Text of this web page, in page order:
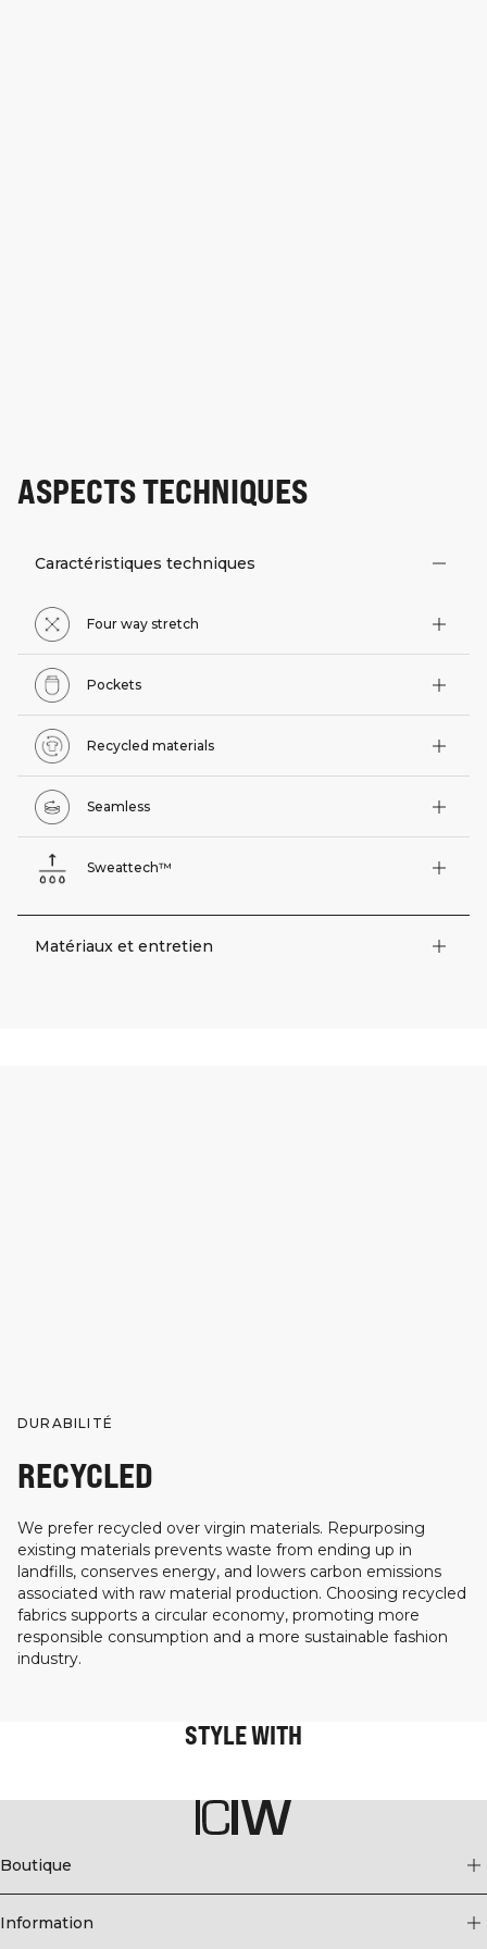
ASPECTS TECHNIQUES
Caractéristiques techniques
Four way stretch
Pockets
Recycled materials
Seamless
Sweattech™
Matériaux et entretien
DURABILITÉ
RECYCLED
We prefer recycled over virgin materials. Repurposing
existing materials prevents waste from ending up in
landfills, conserves energy, and lowers carbon emissions
associated with raw material production. Choosing recycled
fabrics supports a circular economy, promoting more
responsible consumption and a more sustainable fashion
industry.
STYLE WITH
Boutique
Information